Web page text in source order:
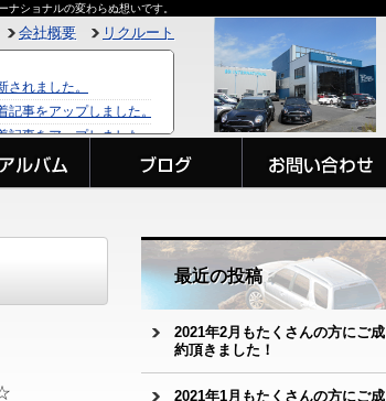
ショナルの変わらぬ想いです。
会社概要 リクルート
最近の投稿
2021年2月もたくさんの方にご成
約頂きました！
2021年1月もたくさんの方にご成